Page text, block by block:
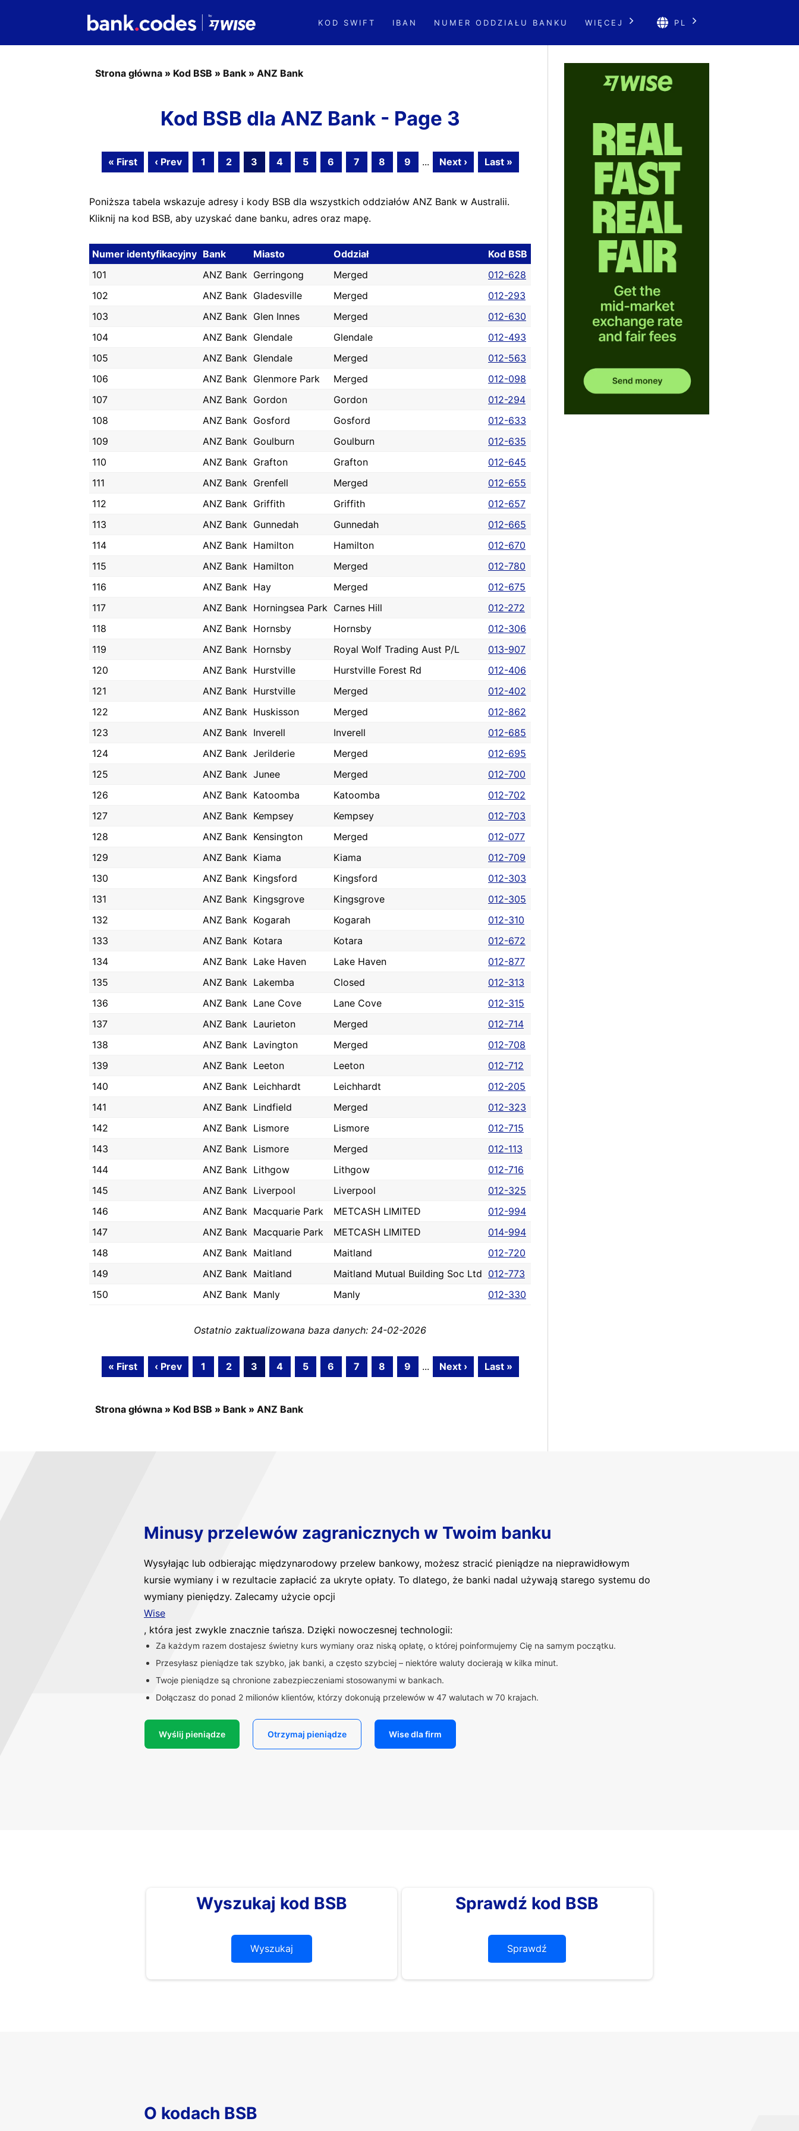
KOD SWIFT IBAN NUMER ODDZIAŁU BANKU WIĘCEJ PL
Strona główna » Kod BSB » Bank » ANZ Bank
Kod BSB dla ANZ Bank - Page 3
« First ‹ Prev 1 2 3 4 5 6 7 8 9 ... Next › Last »
Poniższa tabela wskazuje adresy i kody BSB dla wszystkich oddziałów ANZ Bank w Australii.
Kliknij na kod BSB, aby uzyskać dane banku, adres oraz mapę.
Numer identyfikacyjny Bank Miasto Oddział
Kod BSB
101
ANZ Bank Gerringong Merged
012-628
102
ANZ Bank Gladesville Merged
012-293
103
ANZ Bank Glen Innes Merged
012-630
104
ANZ Bank Glendale Glendale
012-493
105
ANZ Bank Glendale Merged
012-563
106
ANZ Bank Glenmore Park Merged
012-098
107
ANZ Bank Gordon Gordon
012-294
108
ANZ Bank Gosford Gosford
012-633
109
ANZ Bank Goulburn Goulburn
012-635
110
ANZ Bank Grafton Grafton
012-645
111
ANZ Bank Grenfell Merged
012-655
112
ANZ Bank Griffith Griffith
012-657
113
ANZ Bank Gunnedah Gunnedah
012-665
114
ANZ Bank Hamilton Hamilton
012-670
115
ANZ Bank Hamilton Merged
012-780
116
ANZ Bank Hay Merged
012-675
117
ANZ Bank Horningsea Park Carnes Hill
012-272
118
ANZ Bank Hornsby Hornsby
012-306
119
ANZ Bank Hornsby Royal Wolf Trading Aust P/L
013-907
120
ANZ Bank Hurstville Hurstville Forest Rd
012-406
121
ANZ Bank Hurstville Merged
012-402
122
ANZ Bank Huskisson Merged
012-862
123
ANZ Bank Inverell Inverell
012-685
124
ANZ Bank Jerilderie Merged
012-695
125
ANZ Bank Junee Merged
012-700
126
ANZ Bank Katoomba Katoomba
012-702
127
ANZ Bank Kempsey Kempsey
012-703
128
ANZ Bank Kensington Merged
012-077
129
ANZ Bank Kiama Kiama
012-709
130
ANZ Bank Kingsford Kingsford
012-303
131
ANZ Bank Kingsgrove Kingsgrove
012-305
132
ANZ Bank Kogarah Kogarah
012-310
133
ANZ Bank Kotara Kotara
012-672
134
ANZ Bank Lake Haven Lake Haven
012-877
135
ANZ Bank Lakemba Closed
012-313
136
ANZ Bank Lane Cove Lane Cove
012-315
137
ANZ Bank Laurieton Merged
012-714
138
ANZ Bank Lavington Merged
012-708
139
ANZ Bank Leeton Leeton
012-712
140
ANZ Bank Leichhardt Leichhardt
012-205
141
ANZ Bank Lindfield Merged
012-323
142
ANZ Bank Lismore Lismore
012-715
143
ANZ Bank Lismore Merged
012-113
144
ANZ Bank Lithgow Lithgow
012-716
145
ANZ Bank Liverpool Liverpool
012-325
146
ANZ Bank Macquarie Park METCASH LIMITED
012-994
147
ANZ Bank Macquarie Park METCASH LIMITED
014-994
148
ANZ Bank Maitland Maitland
012-720
149
ANZ Bank Maitland Maitland Mutual Building Soc Ltd 012-773
150
ANZ Bank Manly Manly 012-330
Ostatnio zaktualizowana baza danych: 24-02-2026
« First ‹ Prev 1 2 3 4 5 6 7 8 9 ... Next › Last »
Strona główna » Kod BSB » Bank » ANZ Bank
Minusy przelewów zagranicznych w Twoim banku
Wysyłając lub odbierając międzynarodowy przelew bankowy, możesz stracić pieniądze na nieprawidłowym
kursie wymiany i w rezultacie zapłacić za ukryte opłaty. To dlatego, że banki nadal używają starego systemu do
wymiany pieniędzy. Zalecamy użycie opcji
Wise
, która jest zwykle znacznie tańsza. Dzięki nowoczesnej technologii:
Za każdym razem dostajesz świetny kurs wymiany oraz niską opłatę, o której poinformujemy Cię na samym początku.
Przesyłasz pieniądze tak szybko, jak banki, a często szybciej – niektóre waluty docierają w kilka minut.
Twoje pieniądze są chronione zabezpieczeniami stosowanymi w bankach.
Dołączasz do ponad 2 milionów klientów, którzy dokonują przelewów w 47 walutach w 70 krajach.
Wyślij pieniądze Otrzymaj pieniądze Wise dla firm
Wyszukaj kod BSB
Wyszukaj
Sprawdź kod BSB
Sprawdź
O kodach BSB